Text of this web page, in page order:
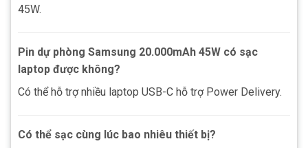
45W.
Pin dự phòng Samsung 20.000mAh 45W có sạc
laptop được không?
Có thể hỗ trợ nhiều laptop USB-C hỗ trợ Power Delivery.
Có thể sạc cùng lúc bao nhiêu thiết bị?